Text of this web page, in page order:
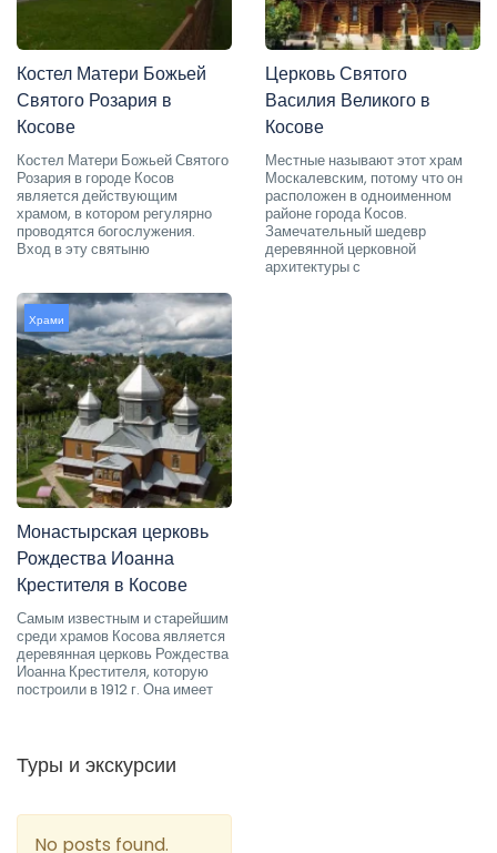
Костел Матери Божьей
Святого Розария в
Косове
Костел Матери Божьей Святого
Розария в городе Косов
является действующим
храмом, в котором регулярно
проводятся богослужения.
Вход в эту святыню
Церковь Святого
Василия Великого в
Косове
Местные называют этот храм
Москалевским, потому что он
расположен в одноименном
районе города Косов.
Замечательный шедевр
деревянной церковной
архитектуры с
Храми
Монастырская церковь
Рождества Иоанна
Крестителя в Косове
Самым известным и старейшим
среди храмов Косова является
деревянная церковь Рождества
Иоанна Крестителя, которую
построили в 1912 г. Она имеет
Туры и экскурсии
No posts found.